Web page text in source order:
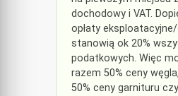
dochodowy i VAT.
opłaty
stanowią ok 20%
podatkowych. Więc
razem 50% ceny
50% ceny garnituru